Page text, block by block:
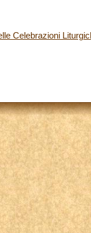
Celebrazioni